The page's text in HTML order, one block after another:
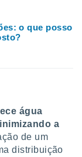
o que posso
água
a
de um
distribuição